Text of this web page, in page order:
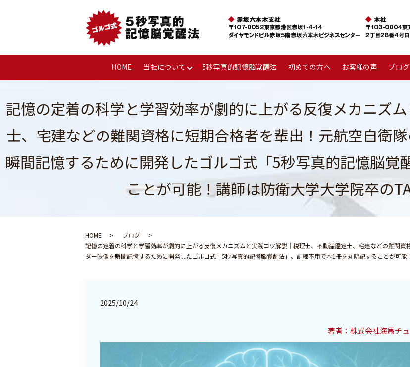
HOME 当社について 5秒写真的記憶脳覚醒法 初めての方へ お客様の声 ブログ
記憶の定着の科学と学習効率が劇的に上がる反復メカニズ
士、宅建などの難関資格に短期合格者を輩出！元航空自衛
瞬間記憶するために開発したゴルゴ式「5秒写真的記憶脳覚
ことが可能！講師は防衛大学大学院卒の
HOME
ブログ
記憶の定着の科学と学習効率が劇的に上がる反復メカニズムと実践コツ解説｜税理士、不動産鑑定士、宅建などの難関
ダー映像を瞬間記憶するために開発したゴルゴ式「5秒写真的記憶脳覚醒法」。訓練不用で本1冊を丸暗記することが可能
2025/10/24
著者：️株式会社海馬チ